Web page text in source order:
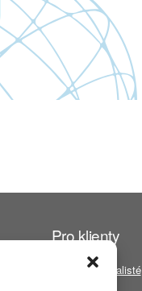
Pro klienty
Volní IT specialisté